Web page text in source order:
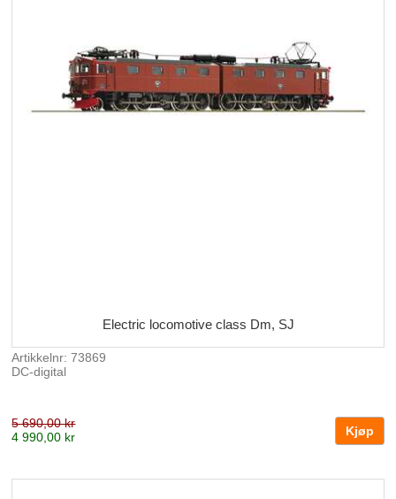
Electric locomotive class Dm, SJ
Artikkelnr: 73869
DC-digital
5 690,00 kr
4 990,00 kr